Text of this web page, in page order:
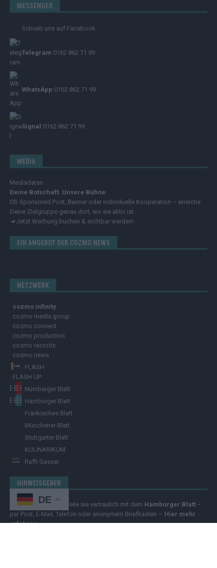
MESSENGER
Schreib uns auf Facebook
Telegram:0162 862 71 99
WhatsApp:0162 862 71 99
Signal:0162 862 71 99
MEDIA
Mediadaten
Deine Botschaft. Unsere Bühne.
Ob Sponsored Post, Banner oder individuelle Kooperation – erreiche
Deine Zielgruppe genau dort, wo sie aktiv ist.
➔ Jetzt Werbung buchen & sichtbar werden!
EIN ANGEBOT DER COZMO NEWS
NETZWERK
cozmo infinity
cozmo media group
cozmo connect
cozmo production
cozmo records
cozmo news
FLASH
FLASH UP
Nürnberger Blatt
Hamburger Blatt
Fränkisches Blatt
Münchener Blatt
Stuttgarter Blatt
KULINARIKUM.
Raffi Gasser
HINWEISGEBER
Hast du Hinweise ? Teile sie vertraulich mit dem Hamburger Blatt –
per Post, E-Mail, Telefon oder anonymem Briefkasten – Hier mehr
erfahren.
DE